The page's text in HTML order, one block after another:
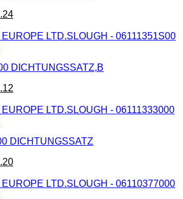
DICHTUNGSSATZ,B
DICHTUNGSSATZ